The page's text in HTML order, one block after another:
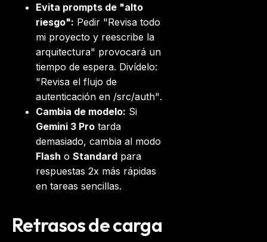
Evita prompts de "alto
riesgo": Pedir "Revisa todo
mi proyecto y reescribe la
arquitectura" provocará un
tiempo de espera. Divídelo:
"Revisa el flujo de
autenticación en /src/auth".
Cambia de modelo: Si
Gemini 3 Pro tarda
demasiado, cambia al modo
Flash o Standard para
respuestas 2x más rápidas
en tareas sencillas.
Retrasos de carga